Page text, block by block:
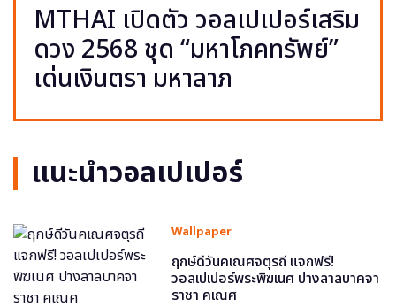
MTHAI เปิดตัว วอลเปเปอร์เสริม
ดวง 2568 ชุด “มหาโภคทรัพย์”
เด่นเงินตรา มหาลาภ
แนะนำวอลเปเปอร์
Wallpaper
ฤกษ์ดีวันคเณศจตุรถี แจกฟรี!
วอลเปเปอร์พระพิฆเนศ ปางลาลบาคจา
ราชา คเณศ